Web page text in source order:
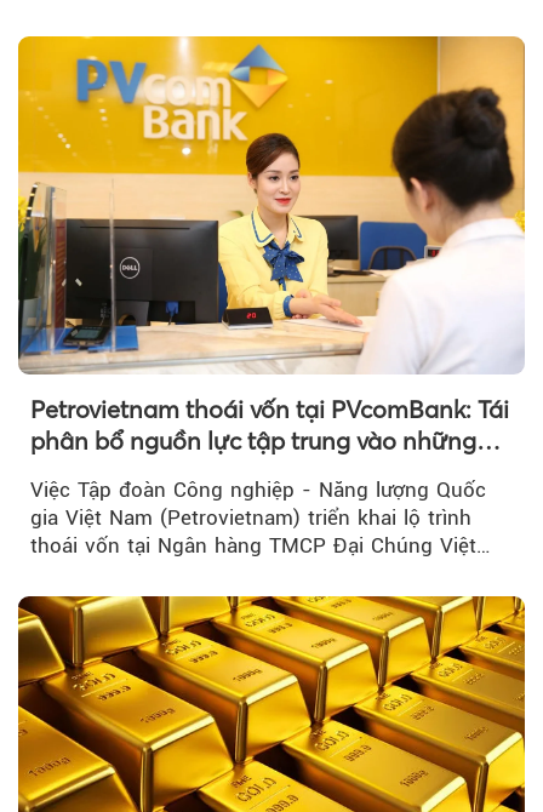
thương hiệu.
Petrovietnam thoái vốn tại PVcomBank: Tái
phân bổ nguồn lực tập trung vào những
Việc Tập đoàn Công nghiệp - Năng lượng Quốc
gia Việt Nam (Petrovietnam) triển khai lộ trình
thoái vốn tại Ngân hàng TMCP Đại Chúng Việt